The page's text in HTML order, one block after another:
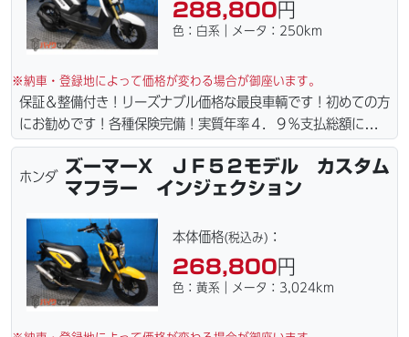
サービス行ってます。当社ホームページにて詳細画像見れます。
288,800円
色：白系｜メータ：250km
※納車・登録地によって価格が変わる場合が御座います。
保証＆整備付き！リーズナブル価格な最良車輌です！初めての方
にお勧めです！各種保険完備！実質年率４．９％支払総額に自賠
責保険１年含まれてます。全国どこでも１万円〜4.5万円にて配
達致します！！（離島の場合は港止めになります）ｗｅｂロー
ン・カード各種取り扱ってます。タイヤ・ブレーキパッド・ベル
ズナブルな価格にて消耗品交換プラン１万〜ご用意しておりま
す。詳しくはお問合わせ下さい。ご契約後の取り置き＆保管無料
サービス行ってます。当社ホームページにて詳細画像見れます。
ホンダ
ズーマーX ＪＦ５２モデル カスタム
マフラー インジェクション
本体価格(税込み) ：
268,800円
色：黄系｜メータ：3,024km